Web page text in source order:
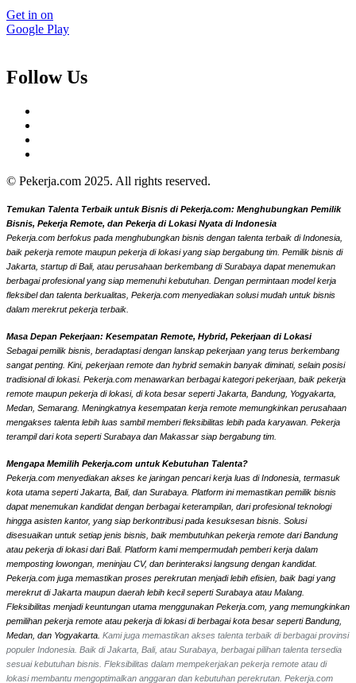
Get in on
Google Play
Follow Us
© Pekerja.com 2025. All rights reserved.
Temukan Talenta Terbaik untuk Bisnis di Pekerja.com: Menghubungkan Pemilik
Bisnis, Pekerja Remote, dan Pekerja di Lokasi Nyata di Indonesia
Pekerja.com berfokus pada menghubungkan bisnis dengan talenta terbaik di Indonesia,
baik pekerja remote maupun pekerja di lokasi yang siap bergabung tim. Pemilik bisnis di
Jakarta, startup di Bali, atau perusahaan berkembang di Surabaya dapat menemukan
berbagai profesional yang siap memenuhi kebutuhan. Dengan permintaan model kerja
fleksibel dan talenta berkualitas, Pekerja.com menyediakan solusi mudah untuk bisnis
dalam merekrut pekerja terbaik.
Masa Depan Pekerjaan: Kesempatan Remote, Hybrid, Pekerjaan di Lokasi
Sebagai pemilik bisnis, beradaptasi dengan lanskap pekerjaan yang terus berkembang
sangat penting. Kini, pekerjaan remote dan hybrid semakin banyak diminati, selain posisi
tradisional di lokasi. Pekerja.com menawarkan berbagai kategori pekerjaan, baik pekerja
remote maupun pekerja di lokasi, di kota besar seperti Jakarta, Bandung, Yogyakarta,
Medan, Semarang. Meningkatnya kesempatan kerja remote memungkinkan perusahaan
mengakses talenta lebih luas sambil memberi fleksibilitas lebih pada karyawan. Pekerja
terampil dari kota seperti Surabaya dan Makassar siap bergabung tim.
Mengapa Memilih Pekerja.com untuk Kebutuhan Talenta?
Pekerja.com menyediakan akses ke jaringan pencari kerja luas di Indonesia, termasuk
kota utama seperti Jakarta, Bali, dan Surabaya. Platform ini memastikan pemilik bisnis
dapat menemukan kandidat dengan berbagai keterampilan, dari profesional teknologi
hingga asisten kantor, yang siap berkontribusi pada kesuksesan bisnis. Solusi
disesuaikan untuk setiap jenis bisnis, baik membutuhkan pekerja remote dari Bandung
atau pekerja di lokasi dari Bali. Platform kami mempermudah pemberi kerja dalam
memposting lowongan, meninjau CV, dan berinteraksi langsung dengan kandidat.
Pekerja.com juga memastikan proses perekrutan menjadi lebih efisien, baik bagi yang
merekrut di Jakarta maupun daerah lebih kecil seperti Surabaya atau Malang.
Fleksibilitas menjadi keuntungan utama menggunakan Pekerja.com, yang memungkinkan
pemilihan pekerja remote atau pekerja di lokasi di berbagai kota besar seperti Bandung,
Medan, dan Yogyakarta. Kami juga memastikan akses talenta terbaik di berbagai provinsi
populer Indonesia. Baik di Jakarta, Bali, atau Surabaya, berbagai pilihan talenta tersedia
sesuai kebutuhan bisnis. Fleksibilitas dalam mempekerjakan pekerja remote atau di
lokasi membantu mengoptimalkan anggaran dan kebutuhan perekrutan. Pekerja.com